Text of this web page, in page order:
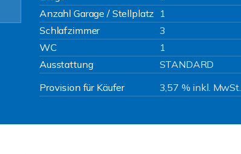
Anzahl Garage / Stellplatz 1
Schlafzimmer
3
WC
1
Ausstattung
STANDARD
Provision für Käufer
3,57 % inkl. MwSt.